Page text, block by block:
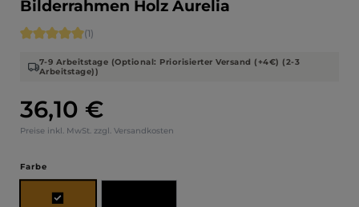
Bilderrahmen Holz Aurelia
Regulärer Preis:
36,10 €
Preise inkl. MwSt. zzgl. Versandkosten
Durchschnittliche Bewertung von 5 von 5 Sternen
(1)
7-9 Arbeitstage (Optional: Priorisierter Versand (+4€) (2-3
Arbeitstage))
Farbeauswählen